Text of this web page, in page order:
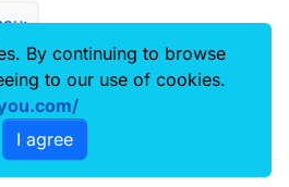
By continuing to browse
to our use of cookies.
I agree